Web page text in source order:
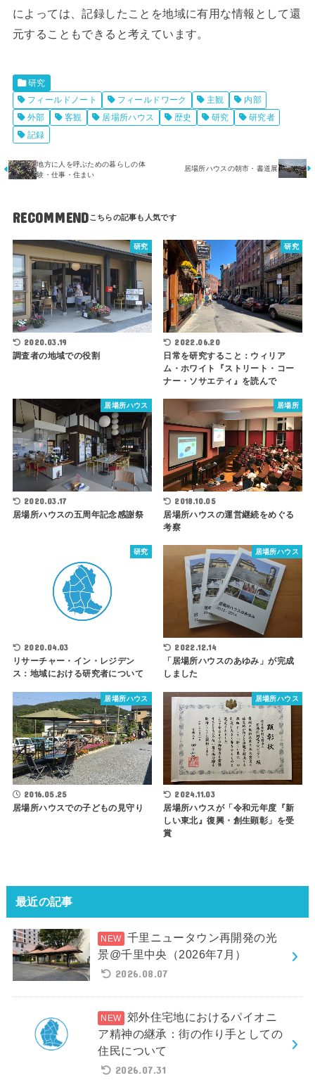
によっては、記録したことを地域に有用な情報として還
元することもできると考えています。
研究
フィールドノート
フィールドワーク 主観
内部
外部
客観 居場所ハウス 歴史 研究
研究者
記録
地方に人を呼ぶための暮らしの体
験・仕事・住まい
居場所ハウスの朝市・書道展
RECOMMEND
研究
2020.03.19
調査者の地域での役割
研究
2022.06.20
日常を研究すること：ウィリア
ム・ホワイト『ストリート・コー
ナー・ソサエティ』を読んで
居場所ハウス
2020.03.17
居場所ハウスの五周年記念感謝祭
居場所
2018.10.05
居場所ハウスの運営継続をめぐる
考察
研究
2020.04.03
リサーチャー・イン・レジデン
ス：地域における研究者について
居場所ハウス
2022.12.14
「居場所ハウスのあゆみ」が完成
しました
居場所ハウス
2016.05.25
居場所ハウスでの子どもの見守り
居場所ハウス
2024.11.03
居場所ハウスが「令和元年度『新
しい東北』復興・創生顕彰」を受
賞
最近の記事
千里ニュータウン再開発の光
景@千里中央（2026年7月）
2026.08.07
郊外住宅地におけるパイオニ
ア精神の継承：街の作り手としての
住民について
2026.07.31